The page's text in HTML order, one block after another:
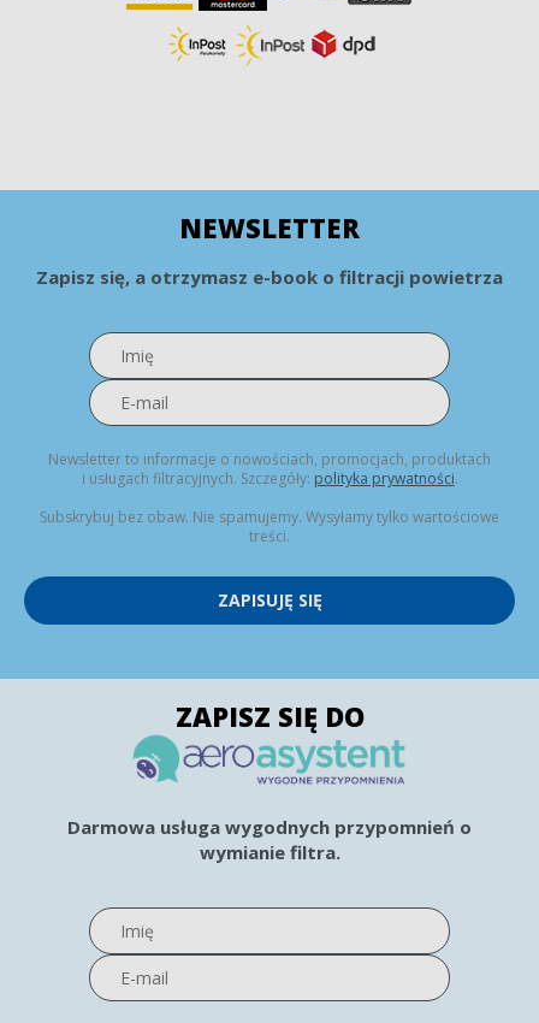
NEWSLETTER
Zapisz się, a otrzymasz e-book o filtracji powietrza
Newsletter to informacje o nowościach, promocjach, produktach
i usługach filtracyjnych. Szczegóły: polityka prywatności.
Subskrybuj bez obaw. Nie spamujemy. Wysyłamy tylko wartościowe
treści.
ZAPISUJĘ SIĘ
ZAPISZ SIĘ DO
Darmowa usługa wygodnych przypomnień o
wymianie filtra.